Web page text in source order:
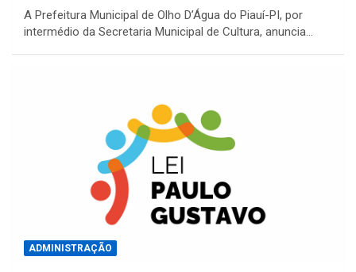
A Prefeitura Municipal de Olho D’Água do Piauí-PI, por
intermédio da Secretaria Municipal de Cultura, anuncia…
ADMINISTRAÇÃO